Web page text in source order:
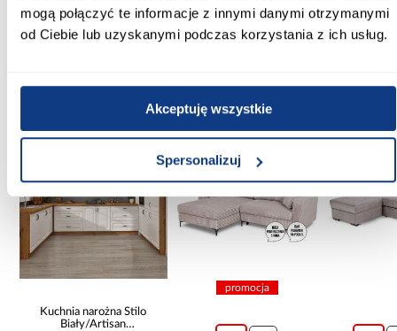
mogą połączyć te informacje z innymi danymi otrzymanymi
od Ciebie lub uzyskanymi podczas korzystania z ich usług.
Akceptuję wszystkie
Spersonalizuj
Zobacz więcej >
Inni Klienci sprawdzali również
Kuchnia narożna Stilo
Biały/Artisan
promocja